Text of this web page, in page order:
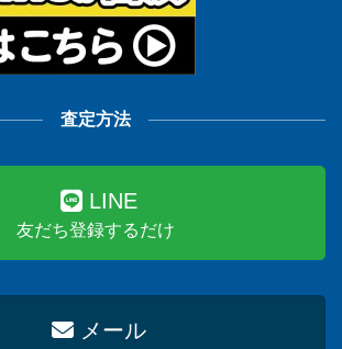
査定方法
LINE
友だち登録するだけ
メール